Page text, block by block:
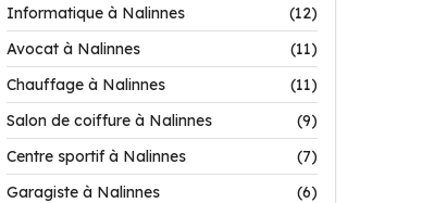
Informatique à Nalinnes
(12)
Avocat à Nalinnes
(11)
Chauffage à Nalinnes
(11)
Salon de coiffure à Nalinnes
(9)
Centre sportif à Nalinnes
(7)
Garagiste à Nalinnes
(6)